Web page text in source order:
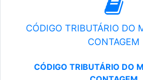
CÓDIGO TRIBUTÁRIO DO
CONTAGEM
CÓDIGO TRIBUTÁRIO DO